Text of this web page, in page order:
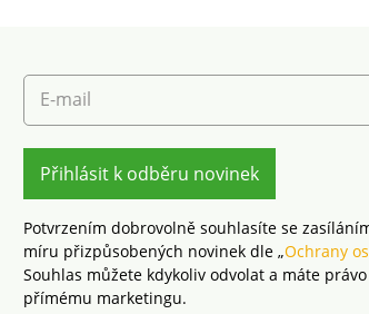
Béžový barevný odstín.
Doporučujeme koberec
pravidelně vysávat. V
případě nežádoucí
skvrny použijte vlhkou
houbičku a jemně
vyčistěte, ovšem příliš
netlačte, aby nedošlo k
poškození vláken. V
případě odolné skvrny
využijte služeb
příliš
E-mail
Přihlásit k odběru novinek
Potvrzením dobrovolně souhlasíte se
míru přizpůsobených novinek dle „Ochrany
Souhlas můžete kdykoliv odvolat a máte
přímému marketingu.